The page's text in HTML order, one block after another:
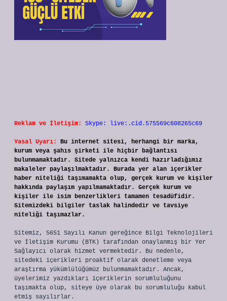
Reklam ve İletişim: Skype: live:.cid.575569c608265c69
Yasal Uyarı:
Bu internet sitesi, herhangi bir marka,
kurum veya şahıs şirketi ile hiçbir bağlantısı
bulunmamaktadır. Sitede yalnızca kendi hazırladığımız
makaleler paylaşılmaktadır. Burada yer alan içerikler
haber niteliği taşımamakta olup, gerçek kurum ve kişiler
hakkında paylaşım yapılmamaktadır. Gerçek kurum ve
kişiler ile isim benzerlikleri tamamen tesadüfidir.
Sitemizdeki bilgiler taslak halindedir ve tavsiye
niteliği taşımazlar.
Sitemiz, 5651 Sayılı Kanun gereğince Bilgi Teknolojileri
ve İletişim Kurumu (BTK) tarafından onaylanmış bir Yer
Sağlayıcı olarak hizmet vermektedir. Bu nedenle,
sitedeki içerikleri proaktif olarak denetleme veya
araştırma yükümlülüğümüz bulunmamaktadır. Ancak,
üyelerimiz yazdıkları içeriklerin sorumluluğunu
taşımakta olup, siteye üye olarak bu sorumluluğu kabul
etmiş sayılırlar.